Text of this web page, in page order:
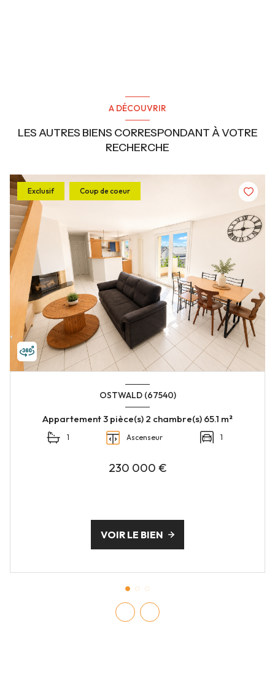
A DÉCOUVRIR
LES AUTRES BIENS CORRESPONDANT À VOTRE
RECHERCHE
Exclusif Coup de coeur
OSTWALD (67540)
Appartement 3 pièce(s) 2 chambre(s) 65.1 m²
1 Ascenseur 1
230 000 €
VOIR LE BIEN